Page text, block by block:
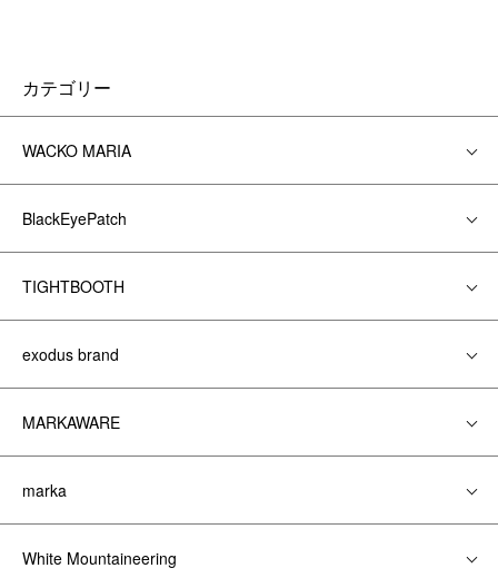
カテゴリー
WACKO MARIA
BlackEyePatch
TIGHTBOOTH
exodus brand
MARKAWARE
marka
White Mountaineering